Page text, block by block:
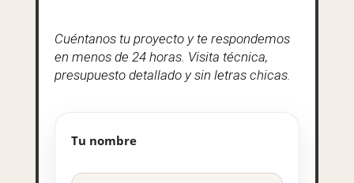
Cuéntanos tu proyecto y te respondemos
en menos de 24 horas. Visita técnica,
presupuesto detallado y sin letras chicas.
Tu nombre